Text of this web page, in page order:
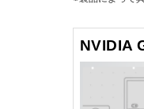
NVIDIA